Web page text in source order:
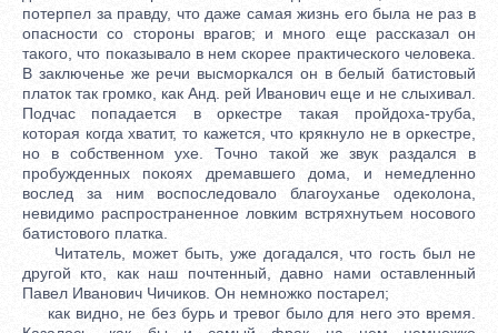
потерпел за правду, что даже самая жизнь его была не раз в
опасности со стороны врагов; и много еще рассказал он
такого, что показывало в нем скорее практического человека.
В заключенье же речи высморкался он в белый батистовый
платок так громко, как Анд. рей Иванович еще и не слыхивал.
Подчас попадается в оркестре такая пройдоха-труба,
которая когда хватит, то кажется, что крякнуло не в оркестре,
но в собственном ухе. Точно такой же звук раздался в
пробужденных покоях дремавшего дома, и немедленно
вослед за ним воспоследовало благоуханье одеколона,
невидимо распространенное ловким встряхнутьем носового
батистового платка.
Читатель, может быть, уже догадался, что гость был не
другой кто, как наш почтенный, давно нами оставленный
Павел Иванович Чичиков. Он немножко постарел;
как видно, не без бурь и тревог было для него это время.